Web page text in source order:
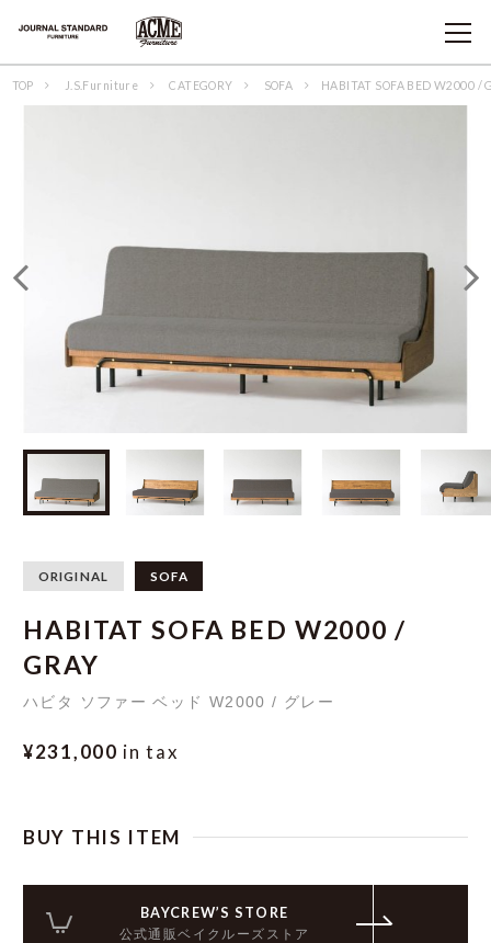
TOP J.S.Furniture CATEGORY SOFA HABITAT SOFA BED W2000 /
ORIGINAL SOFA
HABITAT SOFA BED W2000 /
GRAY
ハビタ ソファー ベッド W2000 / グレー
¥231,000 in tax
BUY THIS ITEM
BAYCREW’S STORE
公式通販ベイクルーズストア